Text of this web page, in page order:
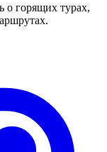
о горящих турах,